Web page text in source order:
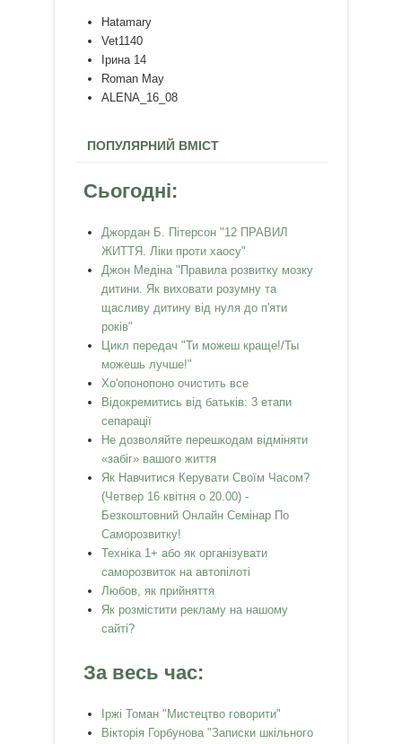
Hatamary
Vet1140
Ірина 14
Roman May
ALENA_16_08
ПОПУЛЯРНИЙ ВМІСТ
Сьогодні:
Джордан Б. Пітерсон "12 ПРАВИЛ
ЖИТТЯ. Ліки проти хаосу"
Джон Медіна "Правила розвитку мозку
дитини. Як виховати розумну та
щасливу дитину від нуля до п'яти
років"
Цикл передач "Ти можеш краще!/Ты
можешь лучше!"
Хо'опонопоно очистить все
Відокремитись від батьків: 3 етапи
сепарації
Не дозволяйте перешкодам відміняти
«забіг» вашого життя
Як Навчитися Керувати Своїм Часом?
(Четвер 16 квітня о 20.00) -
Безкоштовний Онлайн Семінар По
Саморозвитку!
Техніка 1+ або як організувати
саморозвиток на автопілоті
Любов, як прийняття
Як розмістити рекламу на нашому
сайті?
За весь час:
Іржі Томан "Мистецтво говорити"
Вікторія Горбунова "Записки шкільного